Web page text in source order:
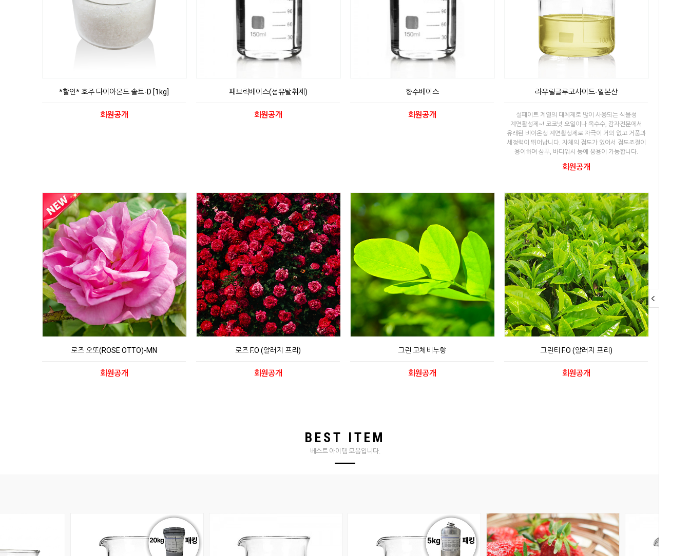
*할인* 호주 다이아몬드 솔트-D [1kg]
회원공개
패브릭베이스(섬유탈취제)
회원공개
향수베이스
회원공개
라우릴글루코사이드-일본산
설페이트 계열의 대체제로 많이 사용되는 식물성
계면활성제~! 코코넛 오일이나 옥수수, 감자전분에서
유래된 비이온성 계면활성제로 자극이 거의 없고 거품과
세정력이 뛰어납니다. 자체의 점도가 있어서 점도조절이
용이하며 샴푸, 바디워시 등에 응용이 가능합니다.
회원공개
로즈 오또(ROSE OTTO)-MN
회원공개
로즈 F.O (알러지 프리)
회원공개
그린 고체비누향
회원공개
그린티 F.O (알러지 프리)
회원공개
BEST ITEM
베스트 아이템 모음입니다.